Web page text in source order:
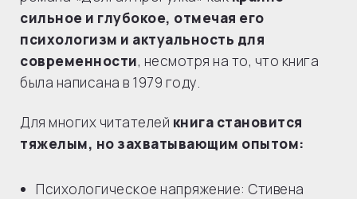
сильное и глубокое, отмечая его
психологизм и актуальность для
современности, несмотря на то, что книга
была написана в 1979 году.
Для многих читателей книга становится
тяжелым, но захватывающим опытом:
Психологическое напряжение: Стивена